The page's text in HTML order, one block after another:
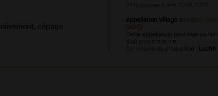
cépage
** moyenne 5 ans 2018-2022
Appellation Village du Mâconnais
AOC
Cette appellation peut être
d’où provient le vin.
Commune de production :
Loché